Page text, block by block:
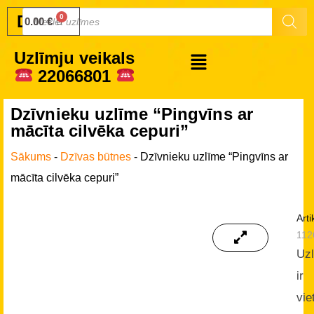
Druku.lv
0.00€
Uzlīmju veikals
22066801
Dzīvnieku uzlīme “Pingvīns ar
mācīta cilvēka cepuri”
Sākums - Dzīvas būtnes - Dzīvnieku uzlīme “Pingvīns ar
mācīta cilvēka cepuri”
ir